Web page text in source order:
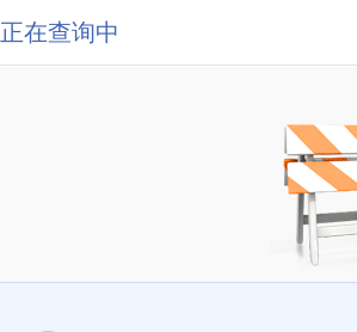
正在查询中